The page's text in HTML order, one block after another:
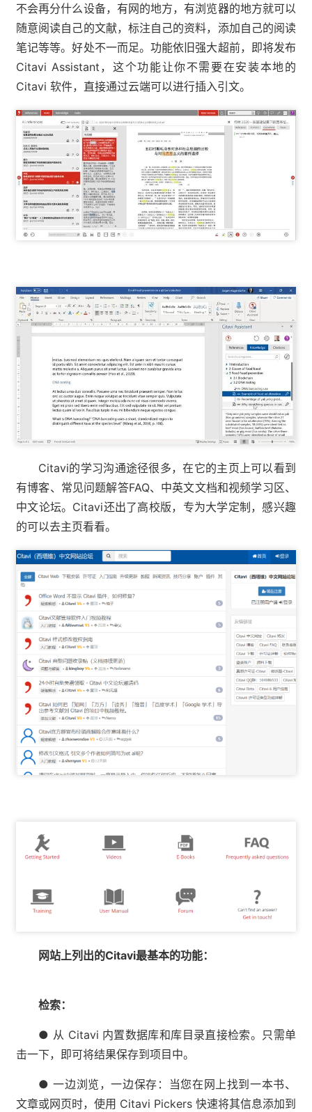
不会再分什么设备，有网的地方，有浏览器的地方就可以
随意阅读自己的文献，标注自己的资料，添加自己的阅读
笔记等等。好处不一而足。功能依旧强大超前，即将发布
Citavi Assistant，这个功能让你不需要在安装本地的
Citavi 软件，直接通过云端可以进行插入引文。
Citavi的学习沟通途径很多，在它的主页上可以看到
有博客、常见问题解答FAQ、中英文文档和视频学习区、
中文论坛。Citavi还出了高校版，专为大学定制，感兴趣
的可以去主页看看。
网站上列出的Citavi最基本的功能：
检索：
● 从 Citavi 内置数据库和库目录直接检索。只需单
击一下，即可将结果保存到项目中。
● 一边浏览，一边保存：当您在网上找到一本书、
文章或网页时，使用 Citavi Pickers 快速将其信息添加到